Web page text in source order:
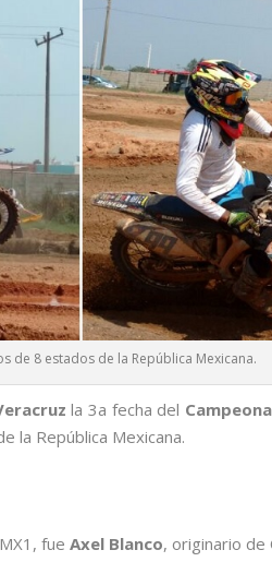
de 8 estados de la República Mexicana.
la 3a fecha del
la República Mexicana.
fue Axel Blanco, originario de